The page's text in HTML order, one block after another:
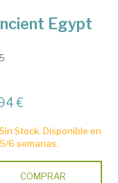
Egypt
€
Sin Stock. Disponible en
5/6 semanas.
COMPRAR